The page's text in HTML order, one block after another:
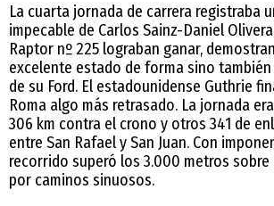
La cuarta jornada de carrera registraba
impecable de Carlos Sainz-Daniel
Raptor nº 225 lograban ganar,
excelente estado de forma sino
de su Ford. El estadounidense Guthrie
Roma algo más retrasado. La jornada
306 km contra el crono y otros 341 de
entre San Rafael y San Juan. Con
recorrido superó los 3.000 metros sobre
por caminos sinuosos.